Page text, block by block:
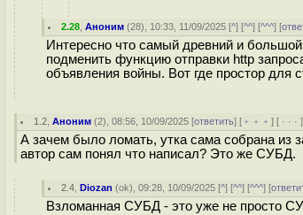
2.28 ,Аноним (28), 10:33, 11/09/2025 [^] [^^] [^^^] [
Интересно что самый древний и
подменить функцию отправки http
объявления войны. Вот где простор для
1.2 ,Аноним (2), 08:56, 10/09/2025 [ответить] [ ﹢﹢﹢] [ · · ·
А зачем было ломать, утка сама собрана из
автор сам понял что написал? Это же СУБД.
2.4 ,Diozan (ok), 09:28, 10/09/2025 [^] [^^] [^^^] [
Взломанная СУБД - это уже не просто